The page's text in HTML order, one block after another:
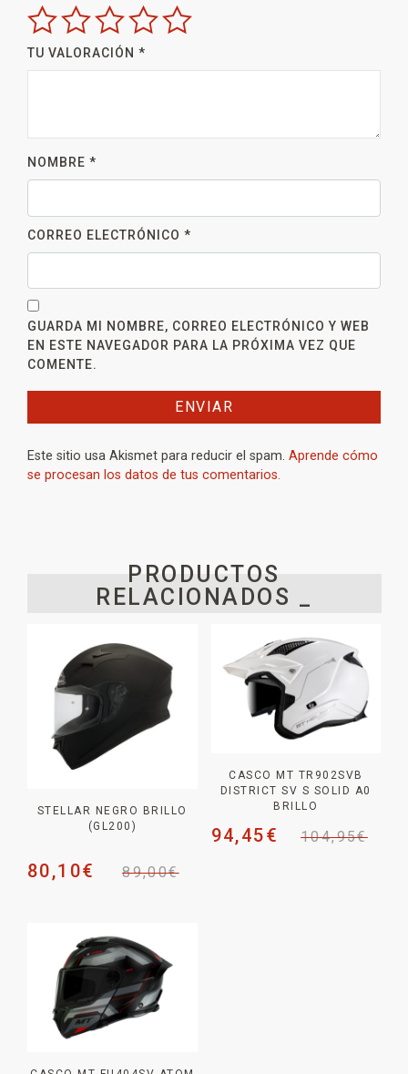
TU VALORACIÓN *
NOMBRE *
CORREO ELECTRÓNICO *
GUARDA MI NOMBRE, CORREO ELECTRÓNICO Y WEB
EN ESTE NAVEGADOR PARA LA PRÓXIMA VEZ QUE
COMENTE.
Este sitio usa Akismet para reducir el spam. Aprende cómo
se procesan los datos de tus comentarios.
PRODUCTOS
RELACIONADOS _
STELLAR NEGRO BRILLO
(GL200)
89,00€
80,10€
CASCO MT TR902SVB
DISTRICT SV S SOLID A0
BRILLO
104,95€
94,45€